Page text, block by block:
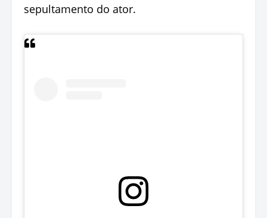
sepultamento do ator.